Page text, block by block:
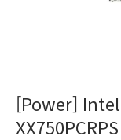
XX750PCRPS